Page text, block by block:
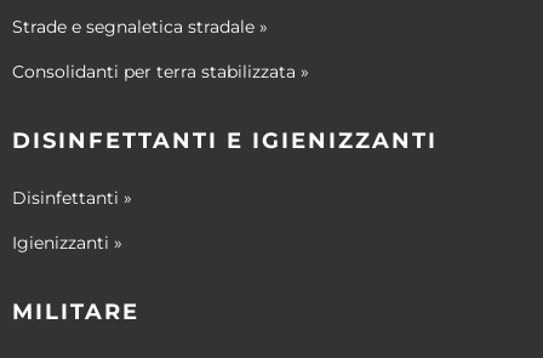
Strade e segnaletica stradale »
Consolidanti per terra stabilizzata »
DISINFETTANTI E IGIENIZZANTI
Disinfettanti »
Igienizzanti »
MILITARE